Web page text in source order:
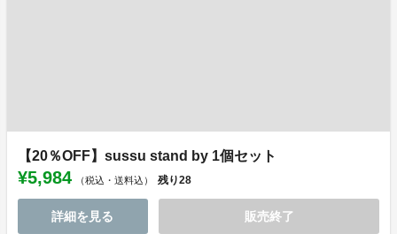
【20％OFF】sussu stand by 1個セット
¥5,984 （税込・送料込） 残り28
詳細を見る 販売終了